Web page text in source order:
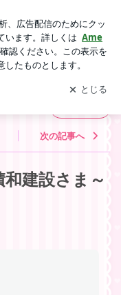
を受け取りまし
開く
次の記事へ
和建設さま～